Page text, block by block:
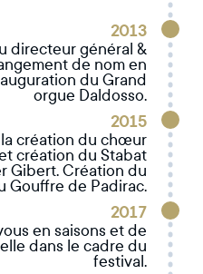
2013
directeur général &
de nom en
du Grand
orgue Daldosso.
2015
création du chœur
création du Stabat
Gibert. Création du
Gouffre de Padirac.
2017
en saisons et de
dans le cadre du
festival.